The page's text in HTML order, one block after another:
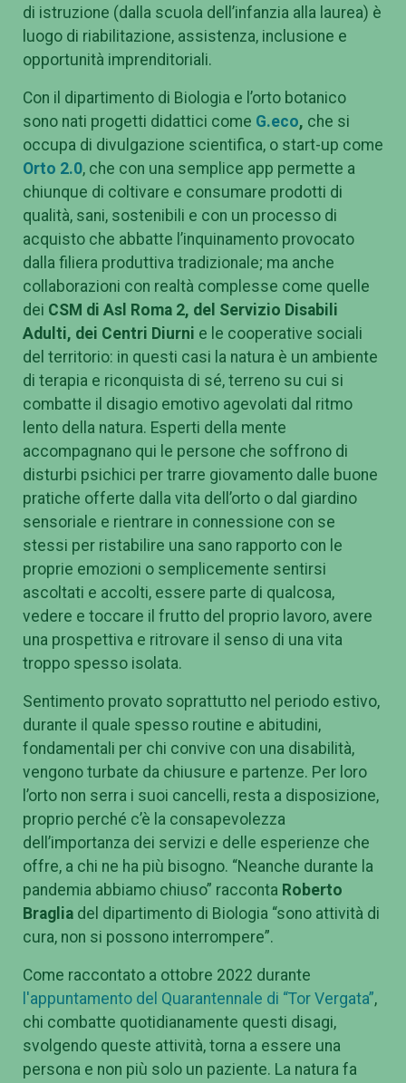
di istruzione (dalla scuola dell’infanzia alla laurea) è
luogo di riabilitazione, assistenza, inclusione e
opportunità imprenditoriali.
Con il dipartimento di Biologia e l’orto botanico
sono nati progetti didattici come G.eco, che si
occupa di divulgazione scientifica, o start-up come
Orto 2.0, che con una semplice app permette a
chiunque di coltivare e consumare prodotti di
qualità, sani, sostenibili e con un processo di
acquisto che abbatte l’inquinamento provocato
dalla filiera produttiva tradizionale; ma anche
collaborazioni con realtà complesse come quelle
dei CSM di Asl Roma 2, del Servizio Disabili
Adulti, dei Centri Diurni e le cooperative sociali
del territorio: in questi casi la natura è un ambiente
di terapia e riconquista di sé, terreno su cui si
combatte il disagio emotivo agevolati dal ritmo
lento della natura. Esperti della mente
accompagnano qui le persone che soffrono di
disturbi psichici per trarre giovamento dalle buone
pratiche offerte dalla vita dell’orto o dal giardino
sensoriale e rientrare in connessione con se
stessi per ristabilire una sano rapporto con le
proprie emozioni o semplicemente sentirsi
ascoltati e accolti, essere parte di qualcosa,
vedere e toccare il frutto del proprio lavoro, avere
una prospettiva e ritrovare il senso di una vita
troppo spesso isolata.
Sentimento provato soprattutto nel periodo estivo,
durante il quale spesso routine e abitudini,
fondamentali per chi convive con una disabilità,
vengono turbate da chiusure e partenze. Per loro
l’orto non serra i suoi cancelli, resta a disposizione,
proprio perché c’è la consapevolezza
dell’importanza dei servizi e delle esperienze che
offre, a chi ne ha più bisogno. “Neanche durante la
pandemia abbiamo chiuso” racconta Roberto
Braglia del dipartimento di Biologia “sono attività di
cura, non si possono interrompere”.
Come raccontato a ottobre 2022 durante
l'appuntamento del Quarantennale di “Tor Vergata”,
chi combatte quotidianamente questi disagi,
svolgendo queste attività, torna a essere una
persona e non più solo un paziente. La natura fa